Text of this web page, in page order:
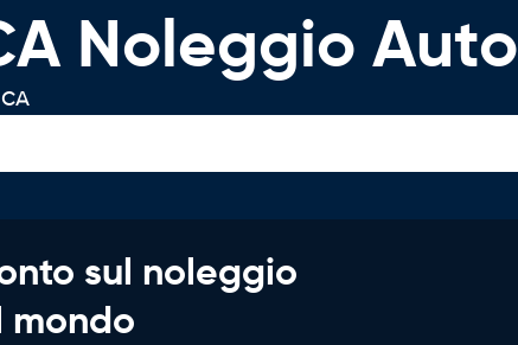
Noleggio Auto
sul noleggio